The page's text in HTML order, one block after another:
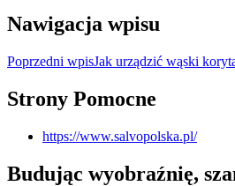
Nawigacja wpisu
Poprzedni wpisJak urządzić wąski
Strony Pomocne
https://www.salvopolska.pl/
Budując wyobraźnię,